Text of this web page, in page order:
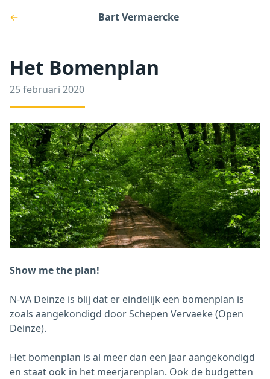
← Bart Vermaercke
Het Bomenplan
25 februari 2020
Show me the plan!
N-VA Deinze is blij dat er eindelijk een bomenplan is
zoals aangekondigd door Schepen Vervaeke (Open
Deinze).
Het bomenplan is al meer dan een jaar aangekondigd
en staat ook in het meerjarenplan. Ook de budgetten